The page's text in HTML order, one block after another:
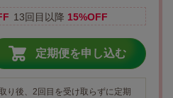
13回目以降 15%OFF
定期便を申し込む
り後、2回目を受け取らずに定期